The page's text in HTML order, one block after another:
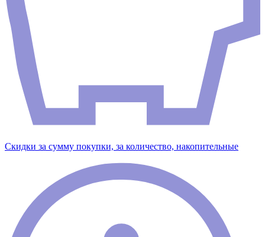
Скидки за сумму покупки, за количество, накопительные